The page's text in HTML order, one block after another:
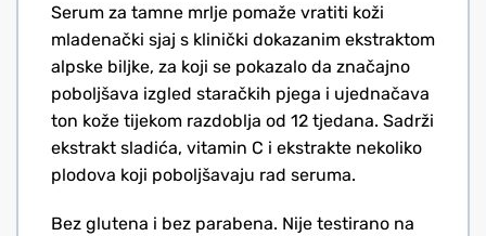
Serum za tamne mrlje pomaže vratiti koži
mladenački sjaj s klinički dokazanim ekstraktom
alpske biljke, za koji se pokazalo da značajno
poboljšava izgled staračkih pjega i ujednačava
ton kože tijekom razdoblja od 12 tjedana. Sadrži
ekstrakt sladića, vitamin C i ekstrakte nekoliko
plodova koji poboljšavaju rad seruma.
Bez glutena i bez parabena. Nije testirano na